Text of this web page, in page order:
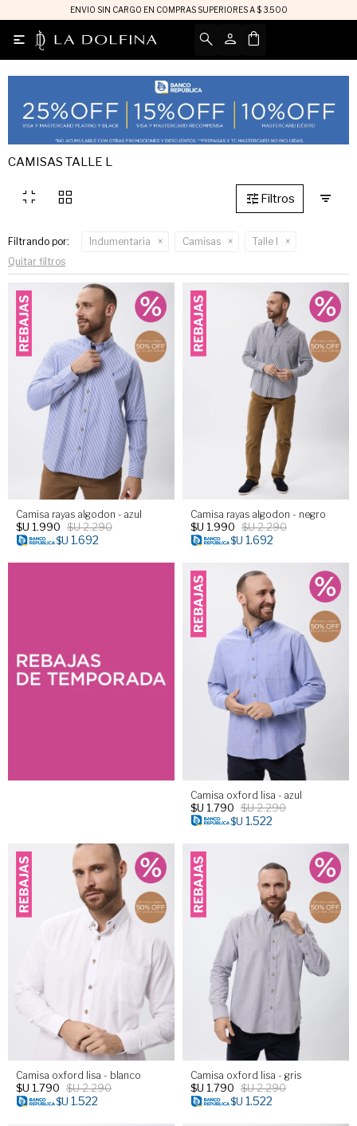
ENVIO SIN CARGO EN COMPRAS SUPERIORES A $ 3.500

CAMISAS TALLE L
fullscreen_exit grid_view
Filtrando por: Indumentaria Camisas
Talle l
Quitar filtros
Camisa rayas algodon - azul
$U 1.990 $U2.290
$U 1.692
Camisa rayas algodon - negro
$U 1.990 $U2.290
$U 1.692
Camisa oxford lisa - azul
$U 1.790 $U2.290
$U 1.522
Camisa oxford lisa - blanco
$U 1.790 $U2.290
$U 1.522
Camisa oxford lisa - gris
$U 1.790 $U2.290
$U 1.522